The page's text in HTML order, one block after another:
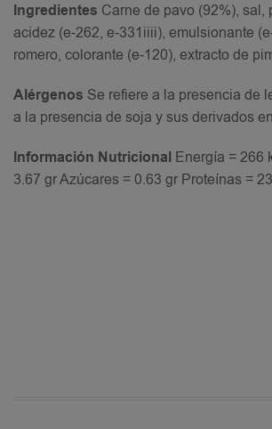
Ingredientes Carne de pavo (92%),
acidez (e-262, e-331iiii), emulsionante
romero, colorante (e-120), extracto de
Alérgenos Se refiere a la presencia de
a la presencia de soja y sus derivados
Información Nutricional Energía = 266
3.67 gr Azúcares = 0.63 gr Proteínas =